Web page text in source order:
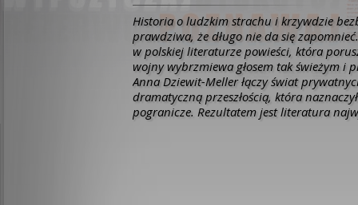
Historia o ludzkim strachu i krzywdzie
prawdziwa, że długo nie da się
w polskiej literaturze powieści, która
wojny wybrzmiewa głosem tak świeżym i
Anna Dziewit-Meller łączy świat
dramatyczną przeszłością, która
pogranicze. Rezultatem jest literatura